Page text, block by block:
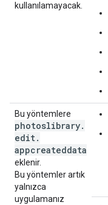
kullanılamayacak.
Bu yöntemlere
photoslibrary.
edit.
appcreateddata
eklenir.
Bu yöntemler artık
yalnızca
uygulamanız